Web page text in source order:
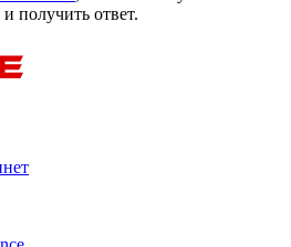
получить ответ.